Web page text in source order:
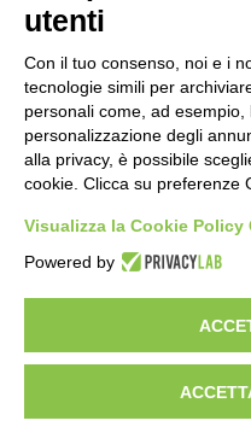
fino al
24 ore fa
Torna il
Camp
1 giorno fa
edizione
1 giorno fa
utenti
Con il tuo consenso, noi e i
tecnologie simili per
personali come, ad
personalizzazione degli
alla privacy, è possibile
cookie. Clicca su preferenze
Visualizza la Cookie Policy
Powered by